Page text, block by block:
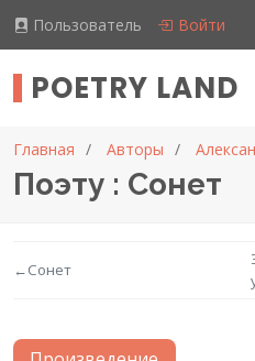
Пользователь Войти
POETRY LAND
Главная Авторы
Поэту : Сонет
←Сонет